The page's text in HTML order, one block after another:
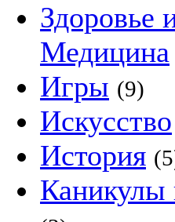
Здоровье
Медицина
Игры (9)
Искусство
История
Каникулы